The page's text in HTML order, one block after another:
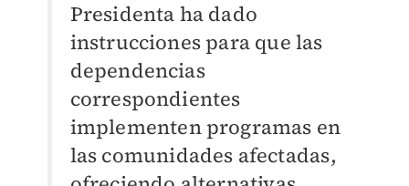
Presidenta ha dado
instrucciones para que las
dependencias
correspondientes
implementen programas en
las comunidades afectadas,